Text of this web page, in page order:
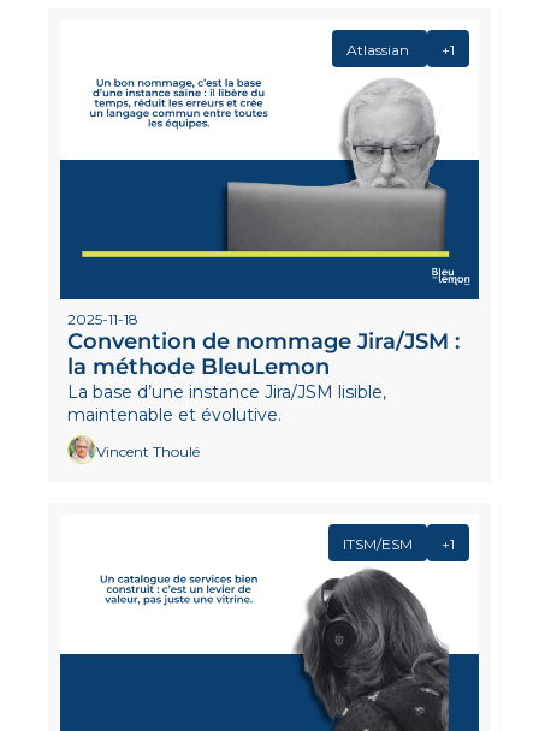
Atlassian +1
2025-11-18
Convention de nommage Jira/JSM :
La base d’une instance Jira/JSM lisible,
Vincent Thoulé
ITSM/ESM +1